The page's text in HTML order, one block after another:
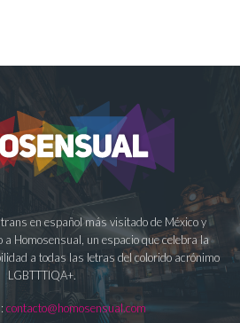
en español más visitado de México y
a Homosensual, un espacio que celebra la
a todas las letras del colorido acrónimo
LGBTTTIQA+.
contacto@homosensual.com